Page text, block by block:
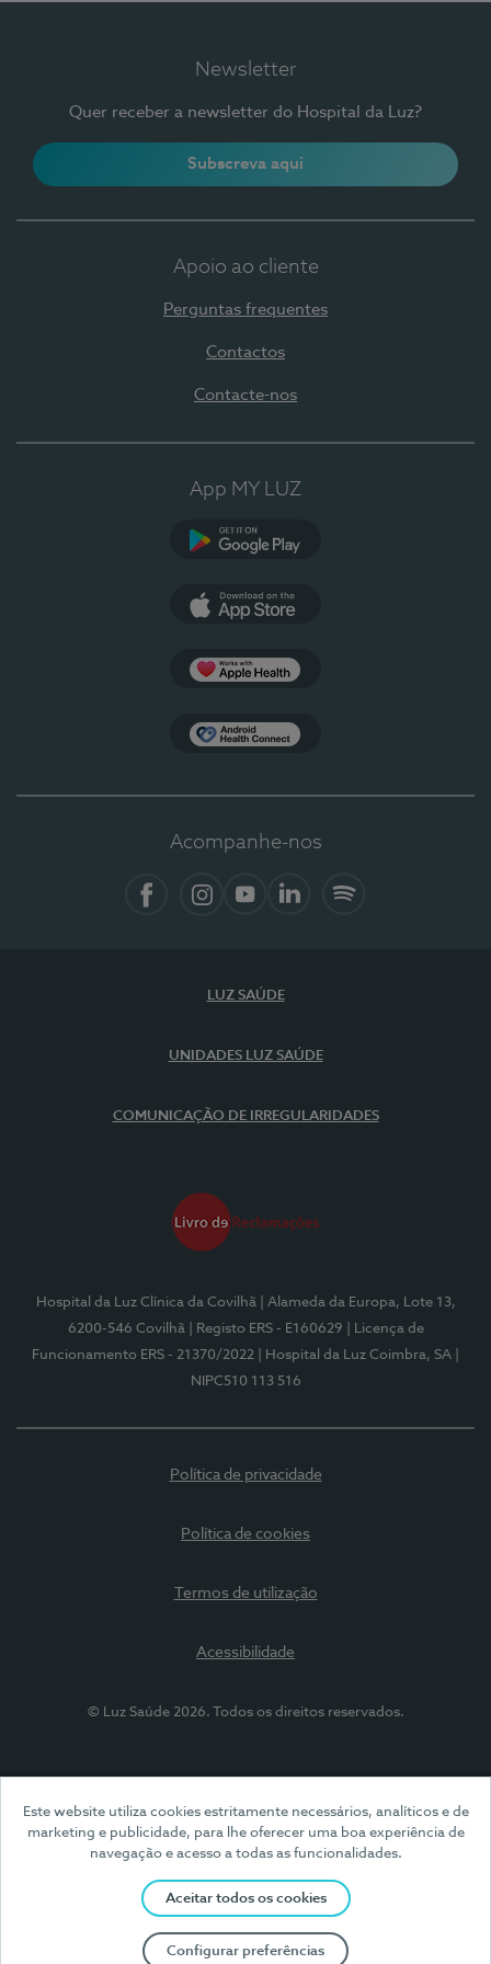
Este website utiliza cookies estritamente necessários, analíticos e de
marketing e publicidade, para lhe oferecer uma boa experiência de
navegação e acesso a todas as funcionalidades.
Aceitar todos os cookies
Configurar preferências
Newsletter
Quer receber a newsletter do Hospital da Luz?
Subscreva aqui
Apoio ao cliente
Perguntas frequentes
Contactos
Contacte-nos
App MY LUZ
Acompanhe-nos
LUZ SAÚDE
UNIDADES LUZ SAÚDE
COMUNICAÇÃO DE IRREGULARIDADES
Hospital da Luz Clínica da Covilhã
| Alameda da Europa, Lote 13,
6200-546 Covilhã
| Registo ERS - E160629
| Licença de
Funcionamento ERS - 21370/2022
| Hospital da Luz Coimbra, SA
NIPC510 113 516
Política de privacidade
Política de cookies
Termos de utilização
Acessibilidade
© Luz Saúde 2026. Todos os direitos reservados.